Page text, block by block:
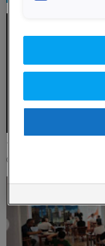
17 julio, Primer torneo